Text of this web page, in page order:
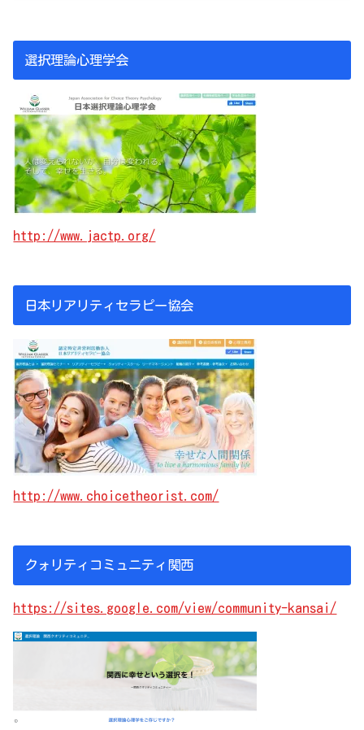
選択理論心理学会
http://www.jactp.org/
日本リアリティセラピー協会
http://www.choicetheorist.com/
クォリティコミュニティ関西
https://sites.google.com/view/community-kansai/